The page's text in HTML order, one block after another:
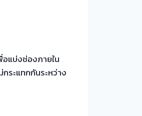
แบ่งช่องภายใน
ระแทกกันระหว่าง